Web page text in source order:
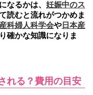
なるかは、 妊娠中のス
読むと流れがつかめま
科婦人科学会や 日本産
確かな知識になりま
れる？費用の目安